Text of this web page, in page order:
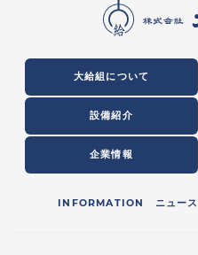
大給組について
設備紹介
企業情報
INFORMATION ニュース